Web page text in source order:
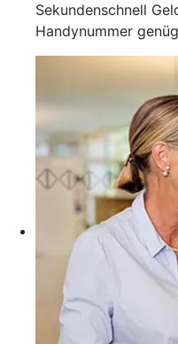
Sekundenschnell
Handynummer